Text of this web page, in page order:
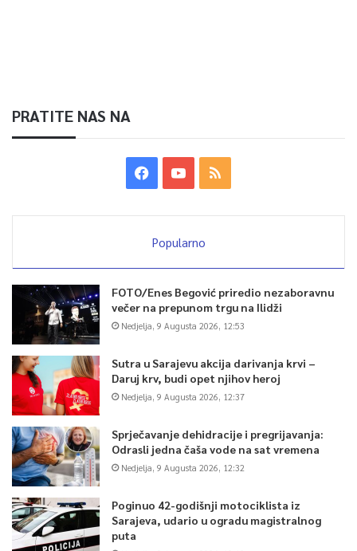
PRATITE NAS NA
Popularno
FOTO/Enes Begović priredio nezaboravnu
večer na prepunom trgu na Ilidži
Nedjelja, 9 Augusta 2026, 12:53
Sutra u Sarajevu akcija darivanja krvi –
Daruj krv, budi opet njihov heroj
Nedjelja, 9 Augusta 2026, 12:37
Sprječavanje dehidracije i pregrijavanja:
Odrasli jedna čaša vode na sat vremena
Nedjelja, 9 Augusta 2026, 12:32
Poginuo 42-godišnji motociklista iz
Sarajeva, udario u ogradu magistralnog
puta